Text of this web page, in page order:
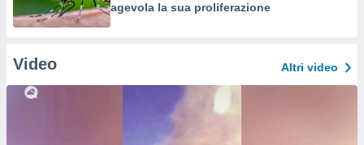
agevola la sua proliferazione
Video Altri video